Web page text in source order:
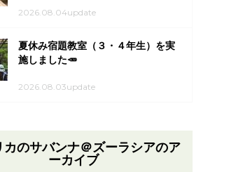
2026.08.04update
夏休み宿題教室（３・４年生）を実
施しました🥕
2026.08.03update
カのサバンナ＠ズーラシアのア
ーカイブ